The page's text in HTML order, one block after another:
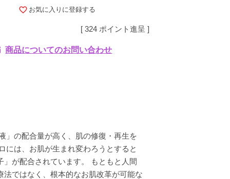
お気に入りに登録する
[ 324 ポイント進呈 ]
商品についてのお問い合わせ
」の配合量が高く、肌の修復・再生を
には、お肌が生まれ変わろうとすると
が配合されています。 もともと人間
ではなく、根本的なお肌改革が可能な